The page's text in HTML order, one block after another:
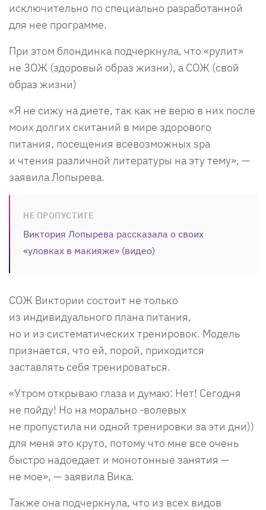
исключительно по специально разработанной
для нее программе.
При этом блондинка подчеркнула, что «рулит»
не ЗОЖ (здоровый образ жизни), а СОЖ (свой
образ жизни)
«Я не сижу на диете, так как не верю в них после
моих долгих скитаний в мире здорового
питания, посещения всевозможных spa
и чтения различной литературы на эту тему», —
заявила Лопырева.
НЕ ПРОПУСТИТЕ
Виктория Лопырева рассказала о своих
«уловках в макияже» (видео)
СОЖ Виктории состоит не только
из индивидуального плана питания,
но и из систематических тренировок. Модель
признается, что ей, порой, приходится
заставлять себя тренироваться.
«Утром открываю глаза и думаю: Нет! Сегодня
не пойду! Но на морально -волевых
не пропустила ни одной тренировки за эти дни))
для меня это круто, потому что мне все очень
быстро надоедает и монотонные занятия —
не мое», — заявила Вика.
Также она подчеркнула, что из всех видов